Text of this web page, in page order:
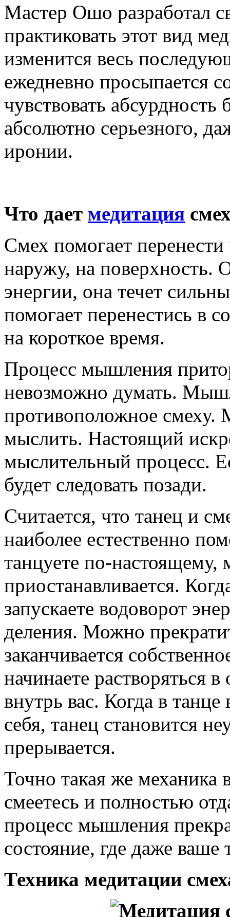
Мастер Ошо разработал
практиковать этот вид
изменится весь
ежедневно просыпается
чувствовать
абсолютно серьезного,
иронии.
Что дает медитация
Смех помогает
наружу, на поверхность.
энергии, она течет
помогает перенестись в
на короткое время.
Процесс мышления
невозможно думать.
противоположное смеху.
мыслить. Настоящий
мыслительный процесс.
будет следовать позади.
Считается, что танец и
наиболее естественно
танцуете по-
приостанавливается.
запускаете водоворот
деления. Можно
заканчивается
начинаете растворяться
внутрь вас. Когда в танце
себя, танец становится
прерывается.
Точно такая же механика
смеетесь и полностью
процесс мышления
состояние, где даже ваше
Техника медитации